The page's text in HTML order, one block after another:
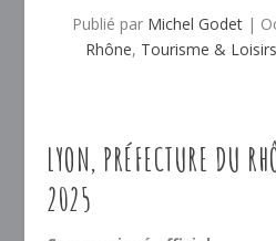
Publié par Michel Godet |
Rhône, Tourisme & Loisirs
LYON, PRÉFECTURE DU
2025